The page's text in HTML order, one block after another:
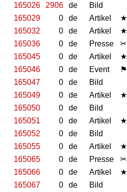
165026
2906 de Bild
165029
0 de Artikel ★
165032
0 de Artikel ★
165036
0 de Presse ✂
165045
0 de Artikel ★
165046
0 de Event ⚑
165047
0 de Bild
165049
0 de Artikel ★
165050
0 de Bild
165051
0 de Artikel ★
165052
0 de Bild
165055
0 de Artikel ★
165065
0 de Presse ✂
165066
0 de Artikel ★
165067
0 de Bild